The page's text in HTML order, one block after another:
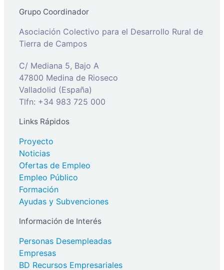
Grupo Coordinador
Asociación Colectivo para el Desarrollo Rural de
Tierra de Campos
C/ Mediana 5, Bajo A
47800 Medina de Rioseco
Valladolid (España)
Tlfn: +34 983 725 000
Links Rápidos
Proyecto
Noticias
Ofertas de Empleo
Empleo Público
Formación
Ayudas y Subvenciones
Información de Interés
Personas Desempleadas
Empresas
BD Recursos Empresariales